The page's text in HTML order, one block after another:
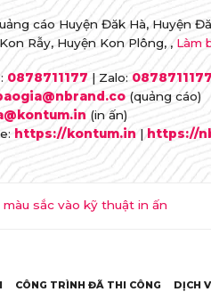
cáo Huyện Đăk Hà, Huyện
Rẫy, Huyện Kon Plông, ,Làm
0878711177 | Zalo: 0878711177
(quảng cáo)
(in ấn)
https://kontum.in |https://
sắc vào kỹ thuật in ấn
CÔNG TRÌNH ĐÃ THI CÔNG DỊCH